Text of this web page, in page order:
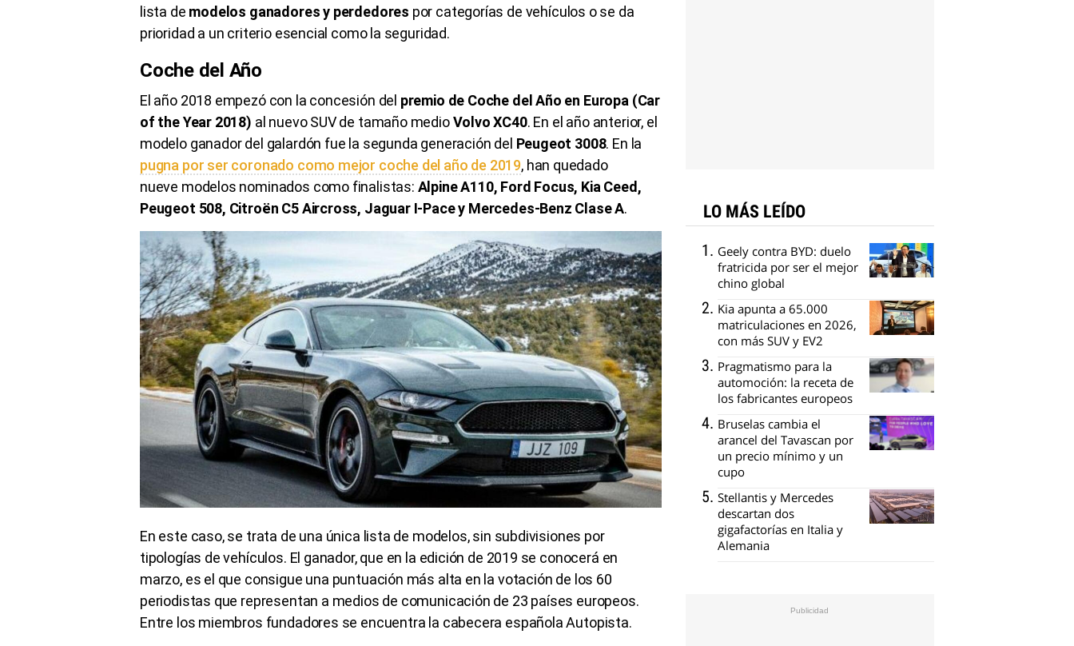
lista de modelos ganadores y perdedores por categorías de vehículos o se da
prioridad a un criterio esencial como la seguridad.
Coche del Año
El año 2018 empezó con la concesión del premio de Coche del Año en Europa (Car
of the Year 2018) al nuevo SUV de tamaño medioVolvo XC40. En el año anterior, el
modelo ganador del galardón fue la segunda generación del Peugeot 3008. En la
pugna por ser coronado como mejor coche del año de 2019, han quedado
nueve modelos nominados como finalistas: Alpine A110, Ford Focus, Kia Ceed,
Peugeot 508, Citroën C5 Aircross, Jaguar I-Pace y Mercedes-Benz Clase A.
En este caso, se trata de una única lista de modelos, sin subdivisiones por
tipologías de vehículos. El ganador, que en la edición de 2019 se conocerá en
marzo, es el que consigue una puntuación más alta en la votación de los 60
periodistas que representan a medios de comunicación de 23 países europeos.
Entre los miembros fundadores se encuentra la cabecera española Autopista.
LO MÁS LEÍDO
Geely contra BYD: duelo
fratricida por ser el mejor
chino global
Kia apunta a 65.000
matriculaciones en 2026,
con más SUV y EV2
Pragmatismo para la
automoción: la receta de
los fabricantes europeos
Bruselas cambia el
arancel del Tavascan por
un precio mínimo y un
cupo
Stellantis y Mercedes
descartan dos
gigafactorías en Italia y
Alemania